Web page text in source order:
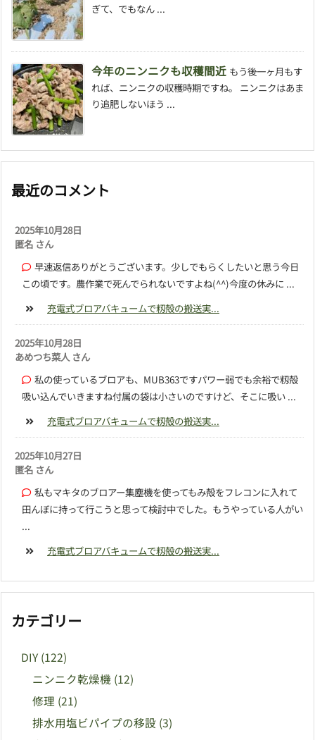
ぎて、でもなん ...
今年のニンニクも収穫間近 もう後一ヶ月もす
れば、ニンニクの収穫時期ですね。 ニンニクはあま
り追肥しないほう ...
最近のコメント
2025年10月28日
匿名 さん
早速返信ありがとうございます。少しでもらくしたいと思う今日
この頃です。農作業で死んでられないですよね(^^)今度の休みに ...
充電式ブロアバキュームで籾殻の搬送実...
2025年10月28日
あめつち菜人 さん
私の使っているブロアも、MUB363ですパワー弱でも余裕で籾殻
吸い込んでいきますね付属の袋は小さいのですけど、そこに吸い ...
充電式ブロアバキュームで籾殻の搬送実...
2025年10月27日
匿名 さん
私もマキタのブロアー集塵機を使ってもみ殻をフレコンに入れて
田んぼに持って行こうと思って検討中でした。もうやっている人がい
...
充電式ブロアバキュームで籾殻の搬送実...
カテゴリー
DIY (122)
ニンニク乾燥機 (12)
修理 (21)
排水用塩ビパイプの移設 (3)